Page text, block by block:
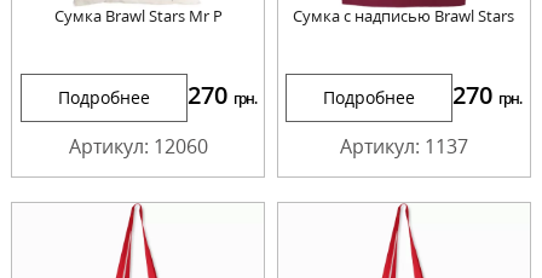
Сумка Brawl Stars Mr P
Подробнее 270 грн.
Артикул: 12060
Сумка с надписью Brawl Stars
Подробнее 270 грн.
Артикул: 1137